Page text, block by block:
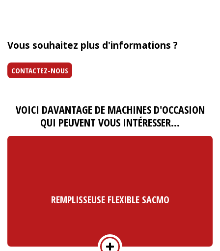
Vous souhaitez plus d'informations ?
CONTACTEZ-NOUS
VOICI DAVANTAGE DE MACHINES D'OCCASION
QUI PEUVENT VOUS INTÉRESSER…
REMPLISSEUSE FLEXIBLE SACMO